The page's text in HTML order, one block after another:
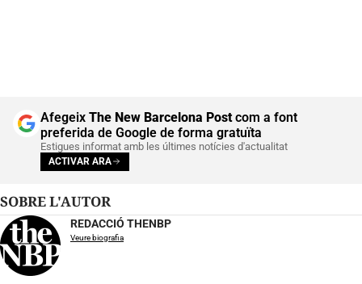
Afegeix The New Barcelona Postcom a font
preferida de Google de forma gratuïta
Estigues informat amb les últimes notícies d'actualitat
ACTIVAR ARA
SOBRE L'AUTOR
REDACCIÓ THENBP
Veure biografia